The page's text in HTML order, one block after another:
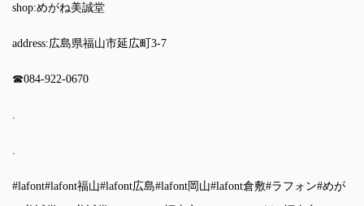
shop:めがね美誠堂
address:広島県福山市延広町3-7
☎︎084-922-0670
#lafont#lafont福山#lafont広島#lafont岡山#lafont倉敷#ラフォン#めが